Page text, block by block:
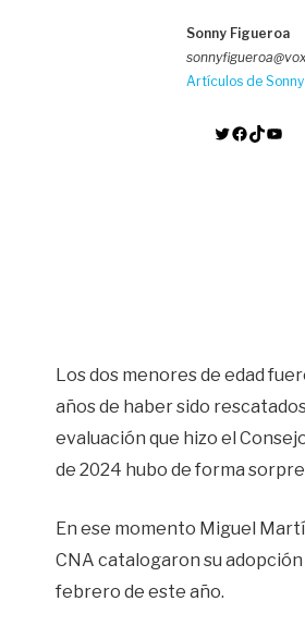
Sonny Figueroa
Artículos de
Twitter Facebook TikTok YouTube
Los dos menores de edad
años de haber sido
evaluación que hizo el
de 2024 hubo de forma
En ese momento Miguel
CNA catalogaron su
febrero de este año.